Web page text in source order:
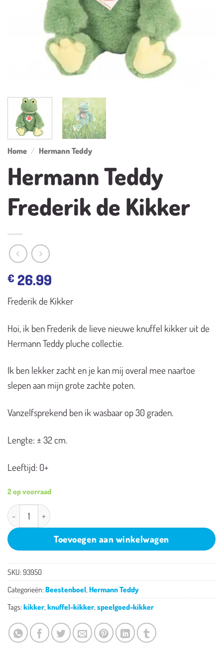
Home / Hermann Teddy
Hermann Teddy
Frederik de Kikker
€ 26.99
Frederik de Kikker
Hoi, ik ben Frederik de lieve nieuwe knuffel kikker uit de
Hermann Teddy pluche collectie.
Ik ben lekker zacht en je kan mij overal mee naartoe
slepen aan mijn grote zachte poten.
Vanzelfsprekend ben ik wasbaar op 30 graden.
Lengte: ± 32 cm.
Leeftijd: 0+
2 op voorraad
Hermann Teddy Frederik de Kikker aantal
Toevoegen aan winkelwagen
SKU: 93950
Categorieën: Beestenboel, Hermann Teddy
Tags: kikker, knuffel-kikker, speelgoed-kikker